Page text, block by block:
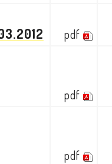
pdf
pdf
pdf